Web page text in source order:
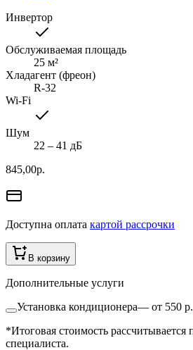
Инвертор
Обслуживаемая площадь
25 м²
Хладагент (фреон)
R-32
Wi-Fi
Шум
22 ‒ 41 дБ
845,00р.
Доступна оплата картой рассрочки
В корзину
Дополнительные услуги
Установка кондиционера— от 550 р.
*Итоговая стоимость рассчитывается
специалиста.